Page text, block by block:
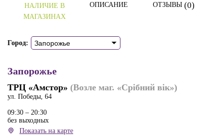
НАЛИЧИЕ В
МАГАЗИНАХ
ОПИСАНИЕ ОТЗЫВЫ (0)
Город: Запорожье
Запорожье
ТРЦ «Амстор» (Возле маг. «Срiбний вік»)
ул. Победы, 64
09:30 – 20:30
без выходных
Показать на карте